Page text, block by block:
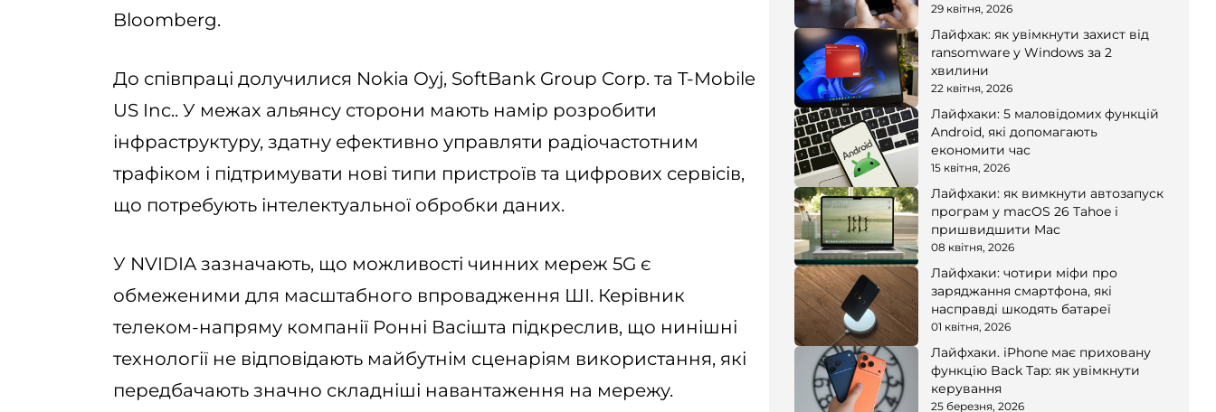
Bloomberg.
До співпраці долучилися Nokia Oyj, SoftBank Group Corp. та T-Mobile
US Inc.. У межах альянсу сторони мають намір розробити
інфраструктуру, здатну ефективно управляти радіочастотним
трафіком і підтримувати нові типи пристроїв та цифрових сервісів,
що потребують інтелектуальної обробки даних.
У NVIDIA зазначають, що можливості чинних мереж 5G є
обмеженими для масштабного впровадження ШІ. Керівник
телеком-напряму компанії Ронні Васішта підкреслив, що нинішні
технології не відповідають майбутнім сценаріям використання, які
передбачають значно складніші навантаження на мережу.
29 квітня, 2026
Лайфхак: як увімкнути захист від
ransomware у Windows за 2
хвилини
22 квітня, 2026
Лайфхаки: 5 маловідомих функцій
Android, які допомагають
економити час
15 квітня, 2026
Лайфхаки: як вимкнути автозапуск
програм у macOS 26 Tahoe і
пришвидшити Mac
08 квітня, 2026
Лайфхаки: чотири міфи про
заряджання смартфона, які
насправді шкодять батареї
01 квітня, 2026
Лайфхаки. iPhone має приховану
функцію Back Tap: як увімкнути
керування
25 березня, 2026